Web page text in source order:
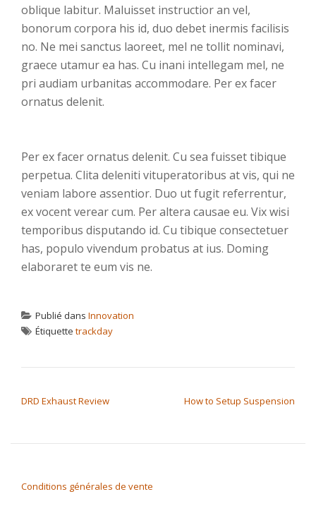
oblique labitur. Maluisset instructior an vel,
bonorum corpora his id, duo debet inermis facilisis
no. Ne mei sanctus laoreet, mel ne tollit nominavi,
graece utamur ea has. Cu inani intellegam mel, ne
pri audiam urbanitas accommodare. Per ex facer
ornatus delenit.
Per ex facer ornatus delenit. Cu sea fuisset tibique
perpetua. Clita deleniti vituperatoribus at vis, qui ne
veniam labore assentior. Duo ut fugit referrentur,
ex vocent verear cum. Per altera causae eu. Vix wisi
temporibus disputando id. Cu tibique consectetuer
has, populo vivendum probatus at ius. Doming
elaboraret te eum vis ne.
Publié dans Innovation
Étiquette trackday
DRD Exhaust Review How to Setup Suspension
Conditions générales de vente